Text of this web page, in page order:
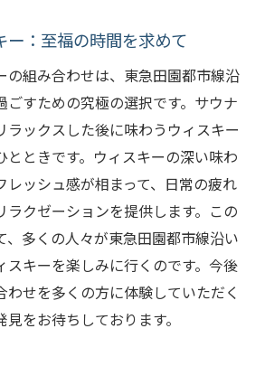
ィスキーで叶える至上の贅沢
ー：至福の時間を求めて
の組み合わせは、東急田園都市線沿
ごすための究極の選択です。サウナ
ラックスした後に味わうウィスキー
とときです。ウィスキーの深い味わ
レッシュ感が相まって、日常の疲れ
ラクゼーションを提供します。この
、多くの人々が東急田園都市線沿い
スキーを楽しみに行くのです。今後
わせを多くの方に体験していただく
をお待ちしております。